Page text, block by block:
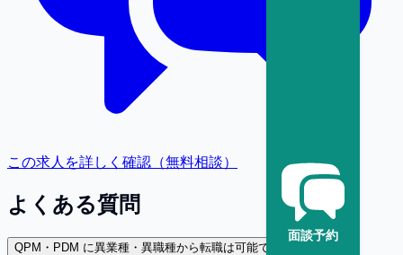
面談予約
この求人を詳しく確認（無料相談）
よくある質問
QPM・PDM に異業種・異職種から転職は可能ですか？